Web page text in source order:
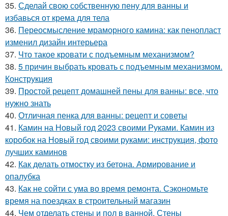
35. Сделай свою собственную пену для ванны и
избавься от крема для тела
36. Переосмысление мраморного камина: как пенопласт
изменил дизайн интерьера
37. Что такое кровати с подъемным механизмом?
38. 5 причин выбрать кровать с подъемным механизмом.
Конструкция
39. Простой рецепт домашней пены для ванны: все, что
нужно знать
40. Отличная пенка для ванны: рецепт и советы
41. Камин на Новый год 2023 своими Руками. Камин из
коробок на Новый год своими руками: инструкция, фото
лучших каминов
42. Как делать отмостку из бетона. Армирование и
опалубка
43. Как не сойти с ума во время ремонта. Сэкономьте
время на поездках в строительный магазин
44. Чем отделать стены и пол в ванной. Стены